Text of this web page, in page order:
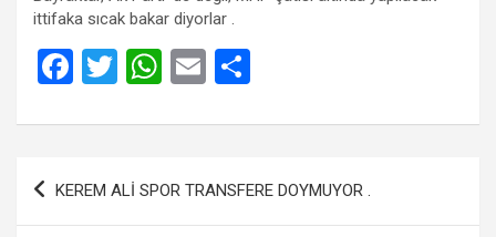
ittifaka sıcak bakar diyorlar .
F
ce
b
o
T
tt
er
W
at
s
A
E
ail ar
e
Yazı
KEREM ALİ SPOR TRANSFERE DOYMUYOR .